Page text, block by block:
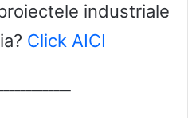
industriale
Click AICI